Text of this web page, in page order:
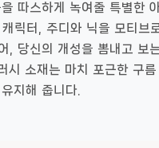
따스하게 녹여줄 특별한
릭터, 주디와 닉을 모티브
, 당신의 개성을 뽐내고 보
시 소재는 마치 포근한 구
지해 줍니다.